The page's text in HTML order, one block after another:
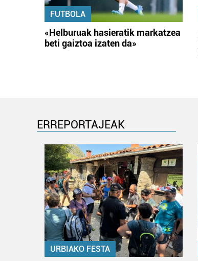
FUTBOLA
«Helburuak hasieratik markatzea
beti gaiztoa izaten da»
ERREPORTAJEAK
URBIAKO FESTA